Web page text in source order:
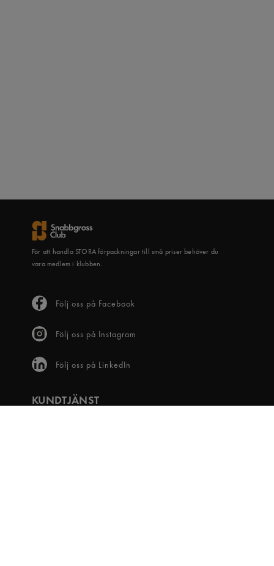
För att handla STORA förpackningar till små priser behöver du
vara medlem i klubben.
Följ oss på Facebook
Följ oss på Instagram
Följ oss på LinkedIn
KUNDTJÄNST